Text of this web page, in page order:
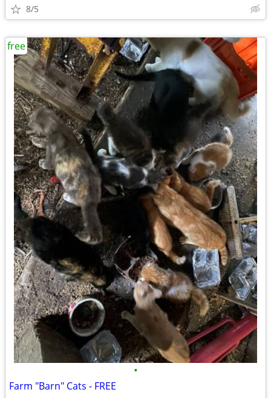
8/5
•
Farm "Barn" Cats - FREE
free